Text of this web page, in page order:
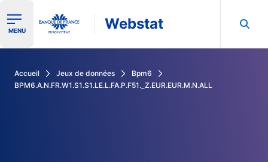
Ouvrir le menu de navigation
MENU Webstat
Accueil Jeux de données
Bpm6
BPM6.A.N.FR.W1.S1.S1.LE.L.FA.P.F51._Z.EUR.EUR.M.N.ALL